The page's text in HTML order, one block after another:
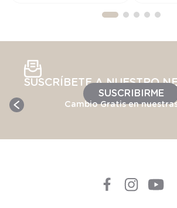
SUSCRÍBETE A NUESTRO
SUSCRIBIRME
Cambio Gratis en